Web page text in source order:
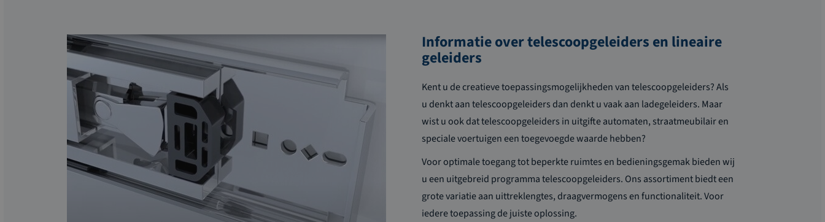
Informatie over telescoopgeleiders en lineaire
geleiders
Kent u de creatieve toepassingsmogelijkheden van telescoopgeleiders? Als
u denkt aan telescoopgeleiders dan denkt u vaak aan ladegeleiders. Maar
wist u ook dat telescoopgeleiders in uitgifte automaten, straatmeubilair en
speciale voertuigen een toegevoegde waarde hebben?
Voor optimale toegang tot beperkte ruimtes en bedieningsgemak bieden wij
u een uitgebreid programma telescoopgeleiders. Ons assortiment biedt een
grote variatie aan uittreklengtes, draagvermogens en functionaliteit. Voor
iedere toepassing de juiste oplossing.